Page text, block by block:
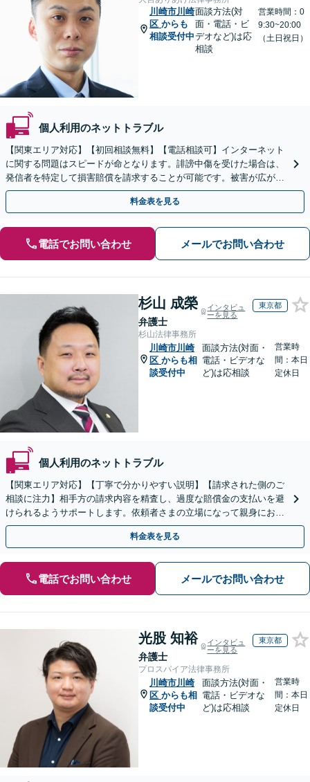
川崎市川崎
区 からも
相談受付中
面談方法(対
面・電話・ビ
デオなど)は応
相談
営業時間：0
9:30~20:00
（土日祝日）
個人利用のネットトラブル
【関東エリア対応】【初回相談無料】【電話相談可】インターネット
に関する問題はスピードが命となります。誹謗中傷を受けた場合は、
発信者を特定して損害賠償を請求することが可能です。被害が広がる
前にご相談ください。【土曜・夜間対応】
料金表を見る
電話でお問い合わせ メールでお問い合わせ
杉山 成榮
弁護士
インタビュ
ーを見る
東京都
杉山法律事務所
川崎市川崎
区 からも相
談受付中
面談方法(対面・
電話・ビデオな
ど)は応相談
営業時
間：本日
定休日
個人利用のネットトラブル
【関東エリア対応】【丁寧で分かりやすい説明】【請求された側のご
相談に注力】相手方の請求内容を精査し、過度な賠償金の支払いを避
けられるようサポートします。依頼者さまの立場になって親身にお話
を伺いますので、ぜひご相談ください。【WEB面談可】
料金表を見る
電話でお問い合わせ メールでお問い合わせ
光股 知裕
弁護士
インタビュ
ーを見る
東京都
プロスパイア法律事務所
川崎市川崎
区 からも相
談受付中
面談方法(対面・
電話・ビデオな
ど)は応相談
営業時
間：本日
定休日